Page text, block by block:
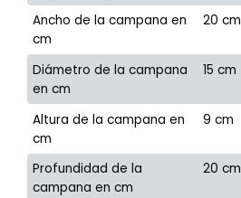
Ancho de la campana en
cm
20 cm
Diámetro de la campana
en cm
15 cm
Altura de la campana en
cm
9 cm
Profundidad de la
campana en cm
20 cm